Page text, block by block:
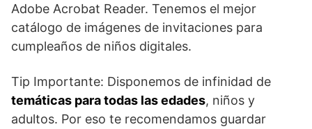
Adobe Acrobat Reader. Tenemos el mejor
catálogo de imágenes de invitaciones para
cumpleaños de niños digitales.
Tip Importante: Disponemos de infinidad de
temáticas para todas las edades, niños y
adultos. Por eso te recomendamos guardar